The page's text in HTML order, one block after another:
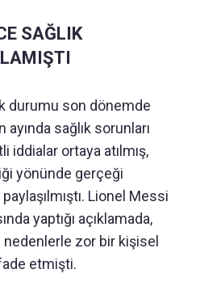
SAĞLIK
durumu son dönemde
sağlık sorunları
iddialar ortaya atılmış,
yönünde gerçeği
Lionel Messi
yaptığı açıklamada,
zor bir kişisel
etmişti.